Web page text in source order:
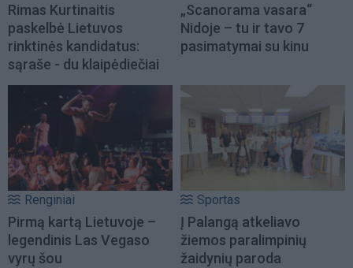
Rimas Kurtinaitis
paskelbė Lietuvos
rinktinės kandidatus:
sąraše - du klaipėdiečiai
„Scanorama vasara“
Nidoje – tu ir tavo 7
pasimatymai su kinu
Renginiai
Pirmą kartą Lietuvoje –
legendinis Las Vegaso
vyrų šou
Sportas
Į Palangą atkeliavo
žiemos paralimpinių
žaidynių paroda